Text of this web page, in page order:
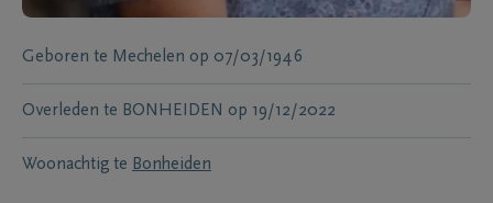
Geboren te Mechelen op 07/03/1946
Overleden te BONHEIDEN op 19/12/2022
Woonachtig te Bonheiden